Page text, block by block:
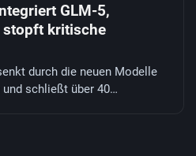
GLM-5,
kritische
durch die neuen Modelle
schließt über 40